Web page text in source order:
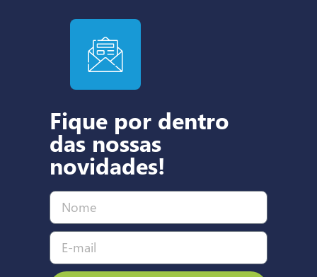
Fique por dentro
das nossas
novidades!